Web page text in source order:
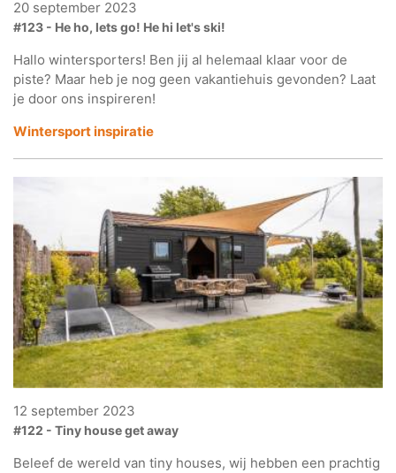
20 september 2023
#123 - He ho, lets go! He hi let's ski!
Hallo wintersporters! Ben jij al helemaal klaar voor de
piste? Maar heb je nog geen vakantiehuis gevonden? Laat
je door ons inspireren!
Wintersport inspiratie
12 september 2023
#122 - Tiny house get away
Beleef de wereld van tiny houses, wij hebben een prachtig